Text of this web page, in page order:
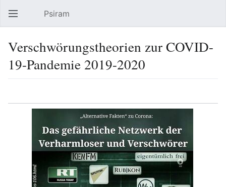
Hauptmenü öffnen Psiram
Verschwörungstheorien zur COVID-
19-Pandemie 2019-2020